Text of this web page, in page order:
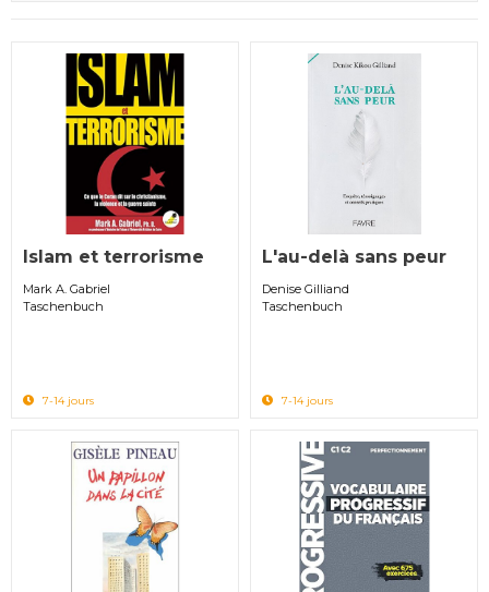
Islam et terrorisme
Mark A. Gabriel
Taschenbuch
7-14 jours
L'au-delà sans peur
Denise Gilliand
Taschenbuch
7-14 jours